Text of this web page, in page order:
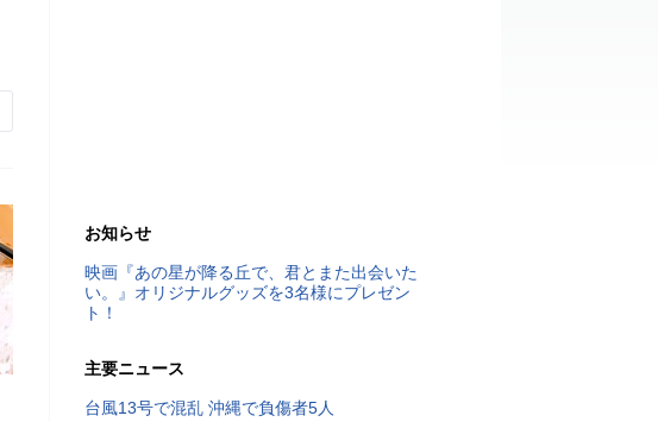
お知らせ
映画『あの星が降る丘で、君とまた出会いた
い。』オリジナルグッズを3名様にプレゼン
ト！
主要ニュース
台風13号で混乱 沖縄で負傷者5人